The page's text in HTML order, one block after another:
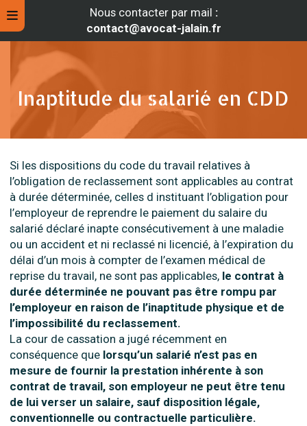
Nous contacter par mail :
contact@avocat-jalain.fr
Inaptitude du salarié en CDD
Si les dispositions du code du travail relatives à
l’obligation de reclassement sont applicables au contrat
à durée déterminée, celles d instituant l’obligation pour
l’employeur de reprendre le paiement du salaire du
salarié déclaré inapte consécutivement à une maladie
ou un accident et ni reclassé ni licencié, à l’expiration du
délai d’un mois à compter de l’examen médical de
reprise du travail, ne sont pas applicables, le contrat à
durée déterminée ne pouvant pas être rompu par
l’employeur en raison de l’inaptitude physique et de
l’impossibilité du reclassement.
La cour de cassation a jugé récemment en
conséquence que lorsqu’un salarié n’est pas en
mesure de fournir la prestation inhérente à son
contrat de travail, son employeur ne peut être tenu
de lui verser un salaire, sauf disposition légale,
conventionnelle ou contractuelle particulière.